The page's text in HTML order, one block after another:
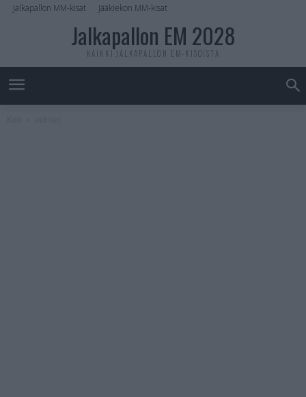
Jalkapallon MM-kisat Jääkiekon MM-kisat
Jalkapallon EM 2028
KAIKKI JALKAPALLON EM-KISOISTA